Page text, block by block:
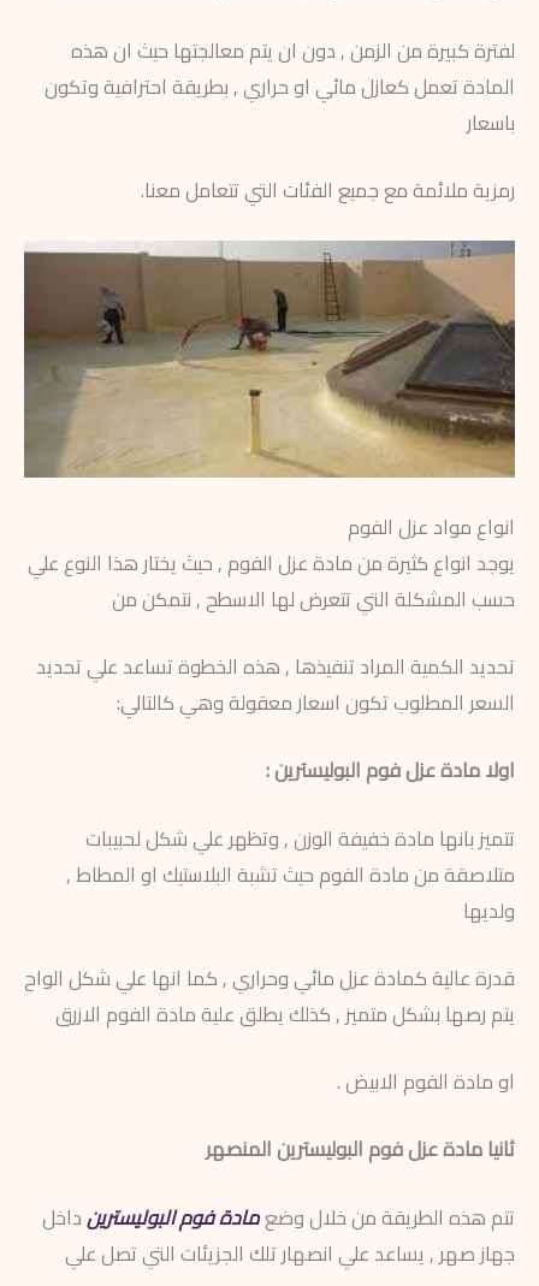
لفترة كبيرة من الزمن , دون ان يتم معالجتها حيث ان هذه
المادة تعمل كعازل مائي او حراري , بطريقة احترافية وتكون
باسعار
رمزية ملائمة مع جميع الفئات التي تتعامل معنا.
انواع مواد عزل الفوم
يوجد انواع كثيرة من مادة عزل الفوم , حيث يختار هذا النوع علي
حسب المشكلة التي تتعرض لها الاسطح , نتمكن من
تحديد الكمية المراد تنفيذها , هذه الخطوة تساعد علي تحديد
السعر المطلوب تكون اسعار معقولة وهي كالتالي:
اولا مادة عزل فوم البوليسترين :
تتميز بانها مادة خفيفة الوزن , وتظهر علي شكل لحبيبات
متلاصقة من مادة الفوم حيث تشبة البلاستيك او المطاط ,
ولديها
قدرة عالية كمادة عزل مائي وحراري , كما انها علي شكل الواح
يتم رصها بشكل متميز , كذلك يطلق علية مادة الفوم الازرق
او مادة الفوم الابيض .
ثانيا مادة عزل فوم البوليسترين المنصهر
تتم هذه الطريقة من خلال وضعمادة فوم البوليسترينداخل
جهاز صهر , يساعد علي انصهار تلك الجزيئات التي تصل علي